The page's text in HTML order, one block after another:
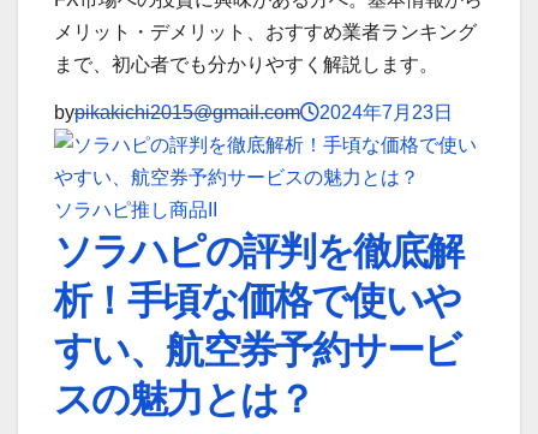
メリット・デメリット、おすすめ業者ランキング
まで、初心者でも分かりやすく解説します。
bypikakichi2015@gmail.com 2024年7月23日
ソラハピ推し商品II
ソラハピの評判を徹底解
析！手頃な価格で使いや
すい、航空券予約サービ
スの魅力とは？